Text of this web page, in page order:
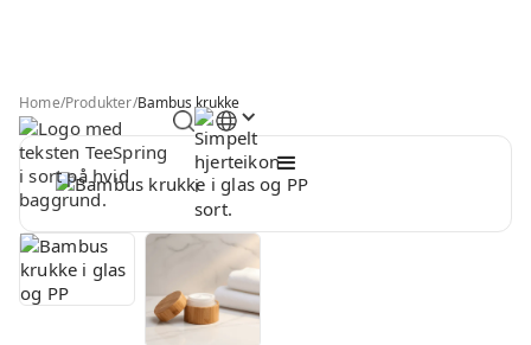
Home/Produkter/Bambus krukke